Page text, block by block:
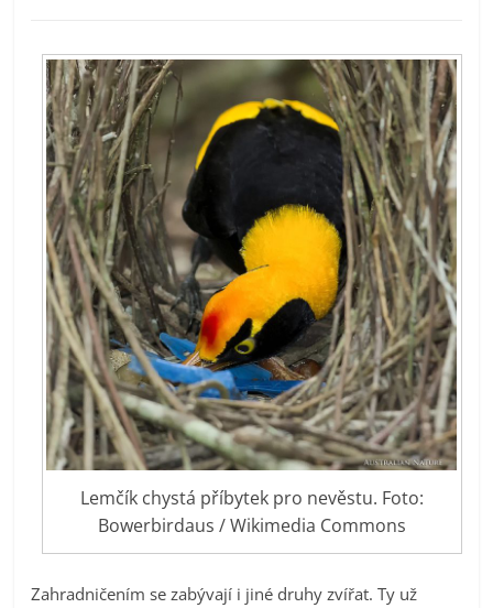
Lemčík chystá příbytek pro nevěstu. Foto:
Bowerbirdaus / Wikimedia Commons
Zahradničením se zabývají i jiné druhy zvířat. Ty už